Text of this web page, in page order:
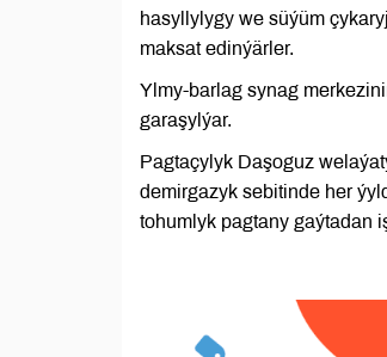
hasyllylygy we süýüm
maksat edinýärler.
Ylmy-barlag synag
garaşylýar.
Pagtaçylyk Daşoguz
demirgazyk sebitinde her
tohumlyk pagtany gaýtadan